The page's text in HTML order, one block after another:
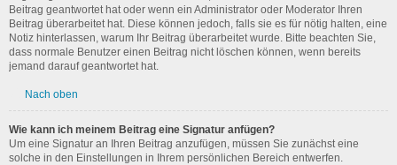
Beitrag geantwortet hat oder wenn ein Administrator oder Moderator Ihren
Beitrag überarbeitet hat. Diese können jedoch, falls sie es für nötig halten, eine
Notiz hinterlassen, warum Ihr Beitrag überarbeitet wurde. Bitte beachten Sie,
dass normale Benutzer einen Beitrag nicht löschen können, wenn bereits
jemand darauf geantwortet hat.
Nach oben
Wie kann ich meinem Beitrag eine Signatur anfügen?
Um eine Signatur an Ihren Beitrag anzufügen, müssen Sie zunächst eine
solche in den Einstellungen in Ihrem persönlichen Bereich entwerfen.